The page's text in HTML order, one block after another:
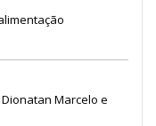
Marcelo e